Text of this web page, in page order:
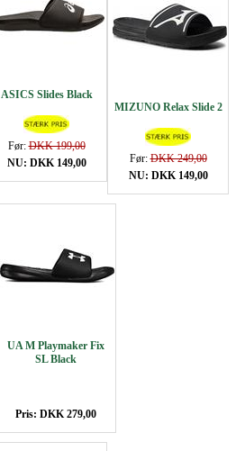
ASICS Slides Black
Før:DKK 199,00
NU: DKK 149,00
MIZUNO Relax Slide 2
Før:DKK 249,00
NU: DKK 149,00
UA M Playmaker Fix
SL Black
Pris: DKK 279,00